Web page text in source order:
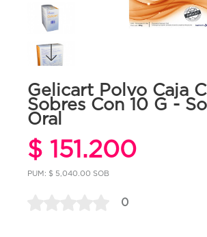
Gelicart Polvo Caja
Sobres Con 10 G -
Oral
$ 151.200
PUM: $ 5,040.00 SOB
0